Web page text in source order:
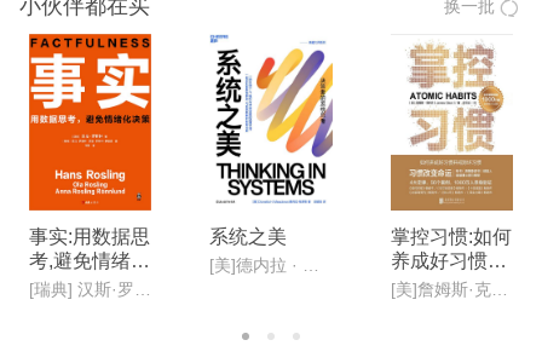
小伙伴都在买 换一批
事实:用数据思
考,避免情绪化
决策(新版)
系统之美
掌控习惯:如何
养成好习惯并
戒除坏习惯(新
[美]詹姆斯·克利尔,迩东晨/译